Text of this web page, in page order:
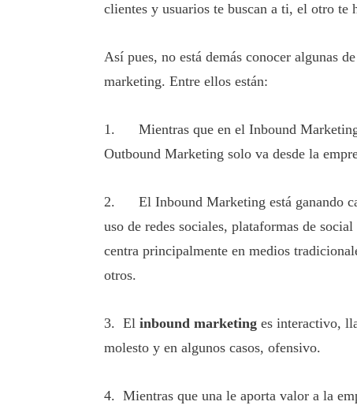
clientes y usuarios te buscan a ti, el otro te
Así pues, no está demás conocer algunas
marketing. Entre ellos están:
1. Mientras que en el Inbound Marketing
Outbound Marketing solo va desde la
2. El Inbound Marketing está ganando
uso de redes sociales, plataformas de
centra principalmente en medios
otros.
3. El inbound marketing es interactivo,
molesto y en algunos casos, ofensivo.
4. Mientras que una le aporta valor a la